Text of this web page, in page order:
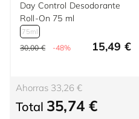
Day Control Desodorante
Roll-On 75 ml
75ml
30,00 € -48% 15,49 €
Ahorras 33,26 €
Total 35,74 €